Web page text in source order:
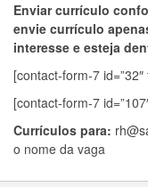
Enviar currículo
envie currículo
interesse e esteja
[contact-form-7
[contact-form-7
Currículos para:
o nome da vaga